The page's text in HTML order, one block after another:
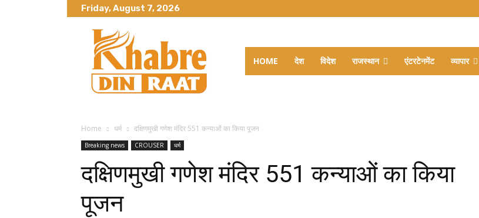
Friday, August 7, 2026
HOME देश विदेश राजस्थान एंटरटेनमेंट व्यापार
Home धर्म दक्षिणमुखी गणेश मंदिर 551 कन्याओं का किया पूजन
Breaking news CROUSER धर्म
दक्षिणमुखी गणेश मंदिर 551 कन्याओं का किया
पूजन